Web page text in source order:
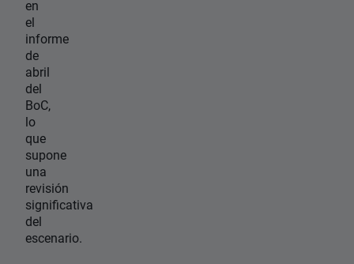
en
el
informe
de
abril
del
BoC,
lo
que
supone
una
revisión
significativa
del
escenario.